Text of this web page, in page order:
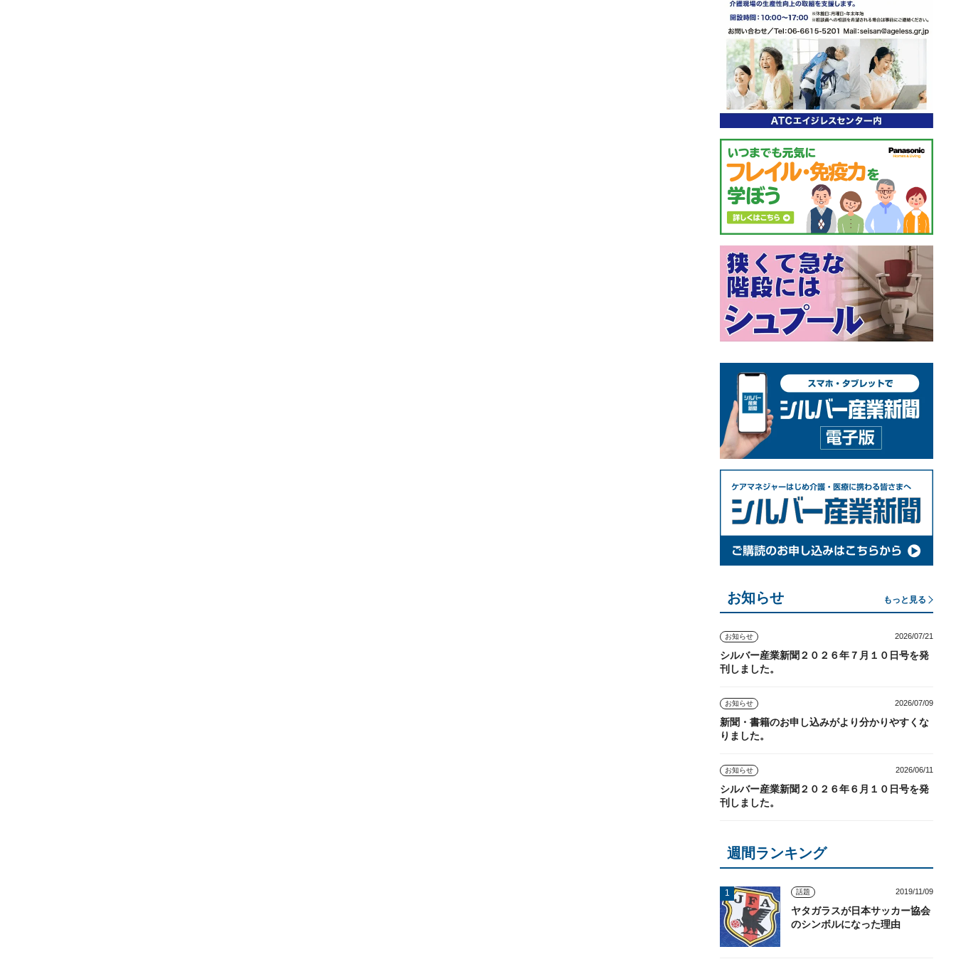
お知らせ もっと見る
お知らせ 2026/07/21
シルバー産業新聞２０２６年７月１０日号を発
刊しました。
お知らせ 2026/07/09
新聞・書籍のお申し込みがより分かりやすくな
りました。
お知らせ 2026/06/11
シルバー産業新聞２０２６年６月１０日号を発
刊しました。
週間ランキング
話題 2019/11/09
ヤタガラスが日本サッカー協会
のシンボルになった理由